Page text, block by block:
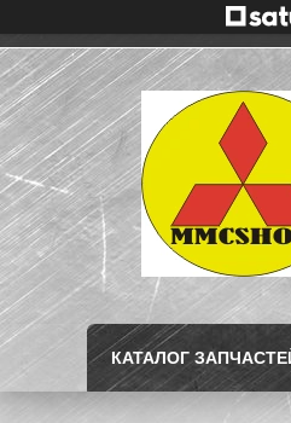
КАТАЛОГ